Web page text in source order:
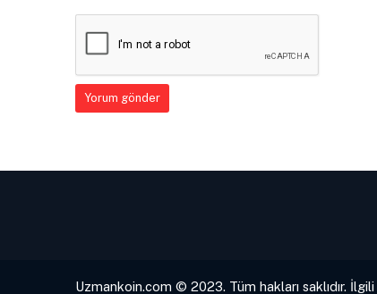
Uzmankoin.com © 2023. Tüm hakları saklıdır.